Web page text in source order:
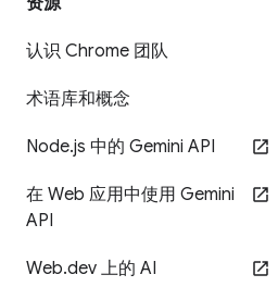
认识 Chrome 团队
术语库和概念
Node.js 中的 Gemini API
在 Web 应用中使用 Gemini
API
Web.dev 上的 AI